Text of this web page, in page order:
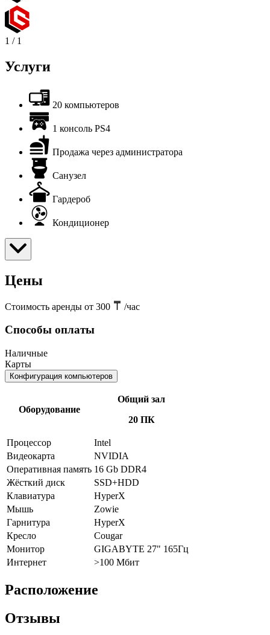
1 / 1
Услуги
20 компьютеров
1 консоль PS4
Продажа через администратора
Санузел
Гардероб
Кондиционер
Цены
Стоимость аренды от 300 /час
Способы оплаты
Наличные
Карты
Конфигурация компьютеров
Оборудование
Общий зал
20 ПК
Процессор
Intel
Видеокарта
NVIDIA
Оперативная память 16 Gb DDR4
Жёсткий диск
SSD+HDD
Клавиатура
HyperX
Мышь
Zowie
Гарнитура
HyperX
Кресло
Cougar
Монитор
GIGABYTE 27" 165Гц
Интернет
>100 Мбит
Расположение
Отзывы